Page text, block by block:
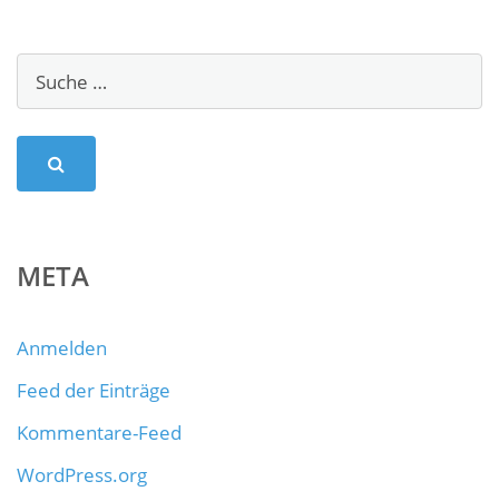
META
Anmelden
Feed der Einträge
Kommentare-Feed
WordPress.org